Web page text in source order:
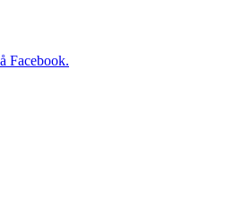
Facebook.